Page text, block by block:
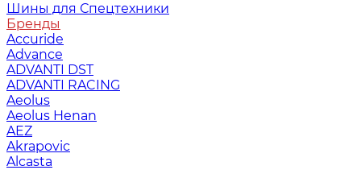
Шины для Спецтехники
Бренды
Accuride
Advance
ADVANTI DST
ADVANTI RACING
Aeolus
Aeolus Henan
AEZ
Akrapovic
Alcasta